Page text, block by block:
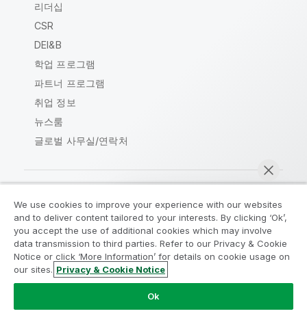
리더십
CSR
DEI&B
학업 프로그램
파트너 프로그램
취업 정보
뉴스룸
글로벌 사무실/연락처
Qlik Community
법적 계약 제품 약관
Legal Policies
Legal Policies
사용 약관
Do Not Share My Info
Copyright © 1993-2026 QlikTech International AB. 무단 전재
We use cookies to improve your experience with our websites
and to deliver content tailored to your interests. By clicking ‘Ok’,
you accept the use of additional cookies which may involve
data transmission to third parties. Refer to our Privacy & Cookie
Notice or click ‘More Information’ for details on cookie usage on
our sites. Privacy & Cookie Notice
Ok